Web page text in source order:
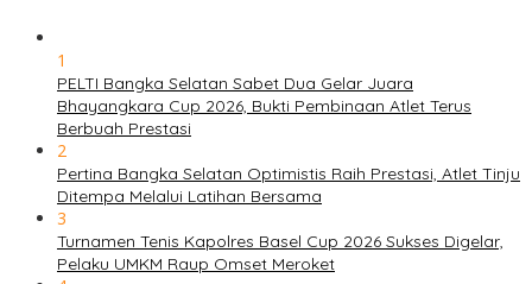
1
PELTI Bangka Selatan Sabet Dua Gelar Juara
Bhayangkara Cup 2026, Bukti Pembinaan Atlet Terus
Berbuah Prestasi
2
Pertina Bangka Selatan Optimistis Raih Prestasi, Atlet Tinju
Ditempa Melalui Latihan Bersama
3
Turnamen Tenis Kapolres Basel Cup 2026 Sukses Digelar,
Pelaku UMKM Raup Omset Meroket